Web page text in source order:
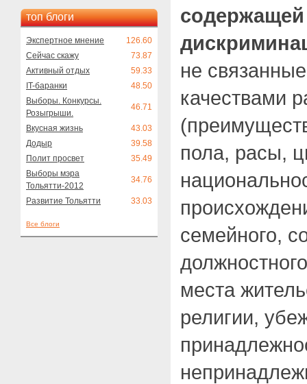
топ блоги
Экспертное мнение
126.60
Сейчас скажу
73.87
Активный отдых
59.33
IT-баранки
48.50
Выборы. Конкурсы.
Розыгрыши.
46.71
Вкусная жизнь
43.03
Додыр
39.58
Полит просвет
35.49
Выборы мэра
Тольятти-2012
34.76
Развитие Тольятти 33.03
Все блоги
содержащей
не
качествами
пола, расы,
семейного,
места
религии,